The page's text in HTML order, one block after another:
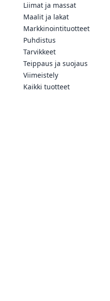
Liimat ja massat
Maalit ja lakat
Markkinointituotteet
Puhdistus
Tarvikkeet
Teippaus ja suojaus
Viimeistely
Kaikki tuotteet